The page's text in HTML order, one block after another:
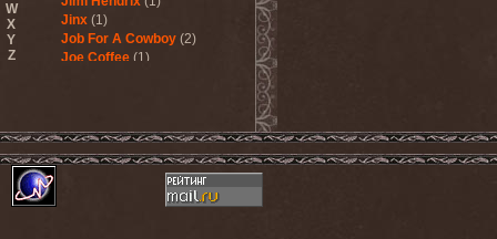
W
X
Y
Z
Jinx (1)
Job For A Cowboy (2)
Joe Coffee (1)
Jon Lord (1)
Jon Oliva's Pain (3)
Jorn Lande & Trond Holter